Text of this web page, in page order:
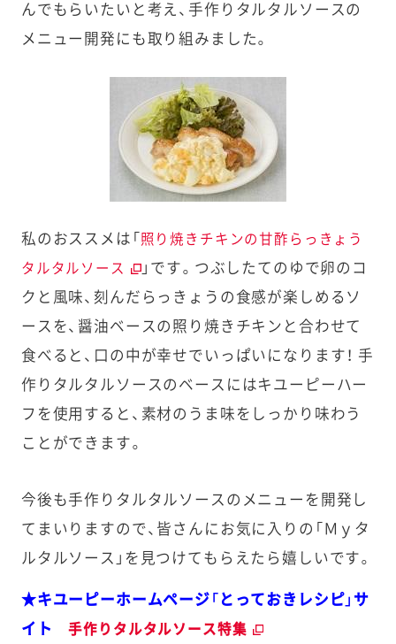
んでもらいたいと考え、手作りタルタルソースの
メニュー開発にも取り組みました。
私のおススメは「照り焼きチキンの甘酢らっきょう
タルタルソース
」です。つぶしたてのゆで卵のコ
クと風味、刻んだらっきょうの食感が楽しめるソ
ースを、醤油ベースの照り焼きチキンと合わせて
食べると、口の中が幸せでいっぱいになります！ 手
作りタルタルソースのベースにはキユーピーハー
フを使用すると、素材のうま味をしっかり味わう
ことができます。
今後も手作りタルタルソースのメニューを開発し
てまいりますので、皆さんにお気に入りの「Ｍｙタ
ルタルソース」を見つけてもらえたら嬉しいです。
★キユーピーホームページ「とっておきレシピ」サ
イト
手作りタルタルソース特集